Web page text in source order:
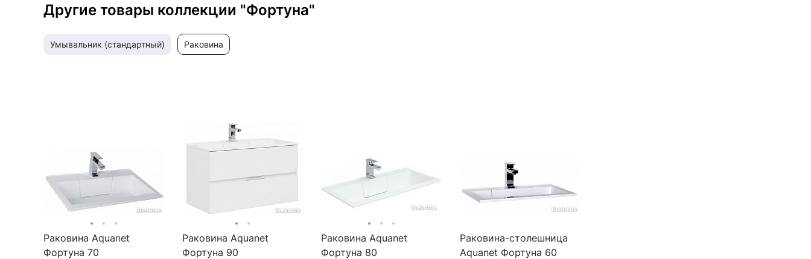
Другие товары коллекции "Фортуна"
умывальник (стандартный) раковина
Раковина Aquanet
Фортуна 70
Раковина Aquanet
Фортуна 90
Раковина Aquanet
Фортуна 80
Раковина-столешница
Aquanet Фортуна 60